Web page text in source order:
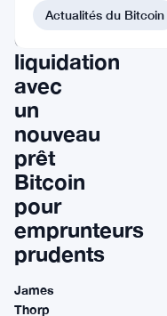
risque
de
liquidation
avec
un
nouveau
prêt
Bitcoin
pour
emprunteurs
prudents
James
Thorp
Actualités du Bitcoin